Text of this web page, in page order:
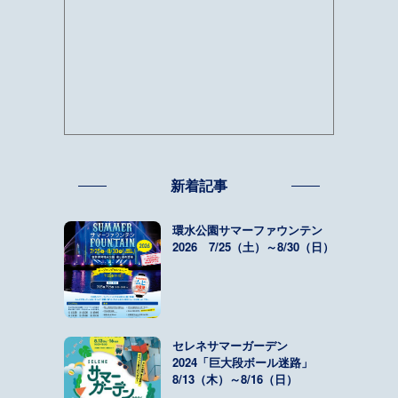
新着記事
環水公園サマーファウンテン
2026 7/25（土）～8/30（日）
セレネサマーガーデン
2024「巨大段ボール迷路」
8/13（木）～8/16（日）